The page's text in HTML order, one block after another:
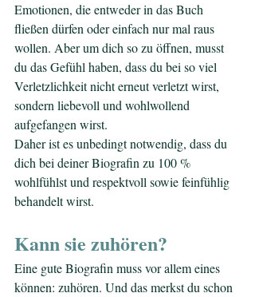
Emotionen, die entweder in das Buch
fließen dürfen oder einfach nur mal raus
wollen. Aber um dich so zu öffnen, musst
du das Gefühl haben, dass du bei so viel
Verletzlichkeit nicht erneut verletzt wirst,
sondern liebevoll und wohlwollend
aufgefangen wirst.
Daher ist es unbedingt notwendig, dass du
dich bei deiner Biografin zu 100 %
wohlfühlst und respektvoll sowie feinfühlig
behandelt wirst.
Kann sie zuhören?
Eine gute Biografin muss vor allem eines
können: zuhören. Und das merkst du schon